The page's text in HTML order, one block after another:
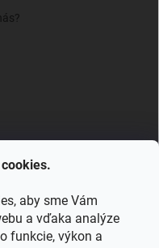
aby sme Vám
a vďaka analýze
funkcie, výkon a